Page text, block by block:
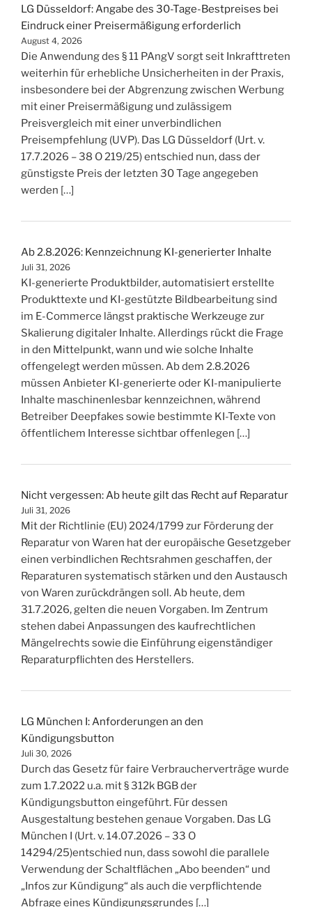
LG Düsseldorf: Angabe des 30-Tage-Bestpreises bei
Eindruck einer Preisermäßigung erforderlich
August 4, 2026
Die Anwendung des § 11 PAngV sorgt seit Inkrafttreten
weiterhin für erhebliche Unsicherheiten in der Praxis,
insbesondere bei der Abgrenzung zwischen Werbung
mit einer Preisermäßigung und zulässigem
Preisvergleich mit einer unverbindlichen
Preisempfehlung (UVP). Das LG Düsseldorf (Urt. v.
17.7.2026 – 38 O 219/25) entschied nun, dass der
günstigste Preis der letzten 30 Tage angegeben
werden […]
Ab 2.8.2026: Kennzeichnung KI-generierter Inhalte
Juli 31, 2026
KI-generierte Produktbilder, automatisiert erstellte
Produkttexte und KI-gestützte Bildbearbeitung sind
im E-Commerce längst praktische Werkzeuge zur
Skalierung digitaler Inhalte. Allerdings rückt die Frage
in den Mittelpunkt, wann und wie solche Inhalte
offengelegt werden müssen. Ab dem 2.8.2026
müssen Anbieter KI-generierte oder KI-manipulierte
Inhalte maschinenlesbar kennzeichnen, während
Betreiber Deepfakes sowie bestimmte KI-Texte von
öffentlichem Interesse sichtbar offenlegen […]
Nicht vergessen: Ab heute gilt das Recht auf Reparatur
Juli 31, 2026
Mit der Richtlinie (EU) 2024/1799 zur Förderung der
Reparatur von Waren hat der europäische Gesetzgeber
einen verbindlichen Rechtsrahmen geschaffen, der
Reparaturen systematisch stärken und den Austausch
von Waren zurückdrängen soll. Ab heute, dem
31.7.2026, gelten die neuen Vorgaben. Im Zentrum
stehen dabei Anpassungen des kaufrechtlichen
Mängelrechts sowie die Einführung eigenständiger
Reparaturpflichten des Herstellers.
LG München I: Anforderungen an den
Kündigungsbutton
Juli 30, 2026
Durch das Gesetz für faire Verbraucherverträge wurde
zum 1.7.2022 u.a. mit § 312k BGB der
Kündigungsbutton eingeführt. Für dessen
Ausgestaltung bestehen genaue Vorgaben. Das LG
München I (Urt. v. 14.07.2026 – 33 O
14294/25)entschied nun, dass sowohl die parallele
Verwendung der Schaltflächen „Abo beenden“ und
„Infos zur Kündigung“ als auch die verpflichtende
Abfrage eines Kündigungsgrundes […]